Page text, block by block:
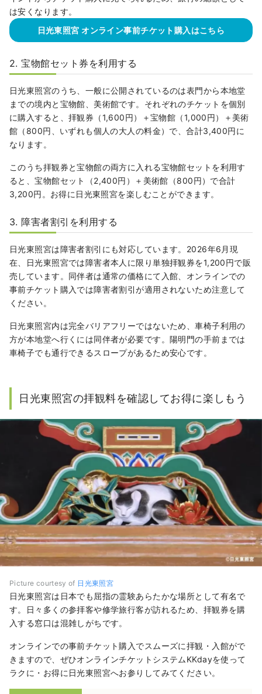
は安くなります。
日光東照宮 オンライン事前チケット購入はこちら
2. 宝物館セット券を利用する
日光東照宮のうち、一般に公開されているのは表門から本地堂
までの境内と宝物館、美術館です。それぞれのチケットを個別
に購入すると、拝観券（1,600円）＋宝物館（1,000円）＋美術
館（800円、いずれも個人の大人の料金）で、合計3,400円に
なります。
このうち拝観券と宝物館の両方に入れる宝物館セットを利用す
ると、宝物館セット（2,400円）＋美術館（800円）で合計
3,200円。お得に日光東照宮を楽しむことができます。
3. 障害者割引を利用する
日光東照宮は障害者割引にも対応しています。2026年6月現
在、日光東照宮では障害者本人に限り単独拝観券を1,200円で販
売しています。同伴者は通常の価格にて入館、オンラインでの
事前チケット購入では障害者割引が適用されないため注意して
ください。
日光東照宮内は完全バリアフリーではないため、車椅子利用の
方が本地堂へ行くには同伴者が必要です。陽明門の手前までは
車椅子でも通行できるスロープがあるため安心です。
日光東照宮の拝観料を確認してお得に楽しもう
Picture courtesy of 日光東照宮
日光東照宮は日本でも屈指の霊験あらたかな場所として有名で
す。日々多くの参拝客や修学旅行客が訪れるため、拝観券を購
入する窓口は混雑しがちです。
オンラインでの事前チケット購入でスムーズに拝観・入館がで
きますので、ぜひオンラインチケットシステムKKdayを使って
ラクに・お得に日光東照宮へお参りしてみてください。